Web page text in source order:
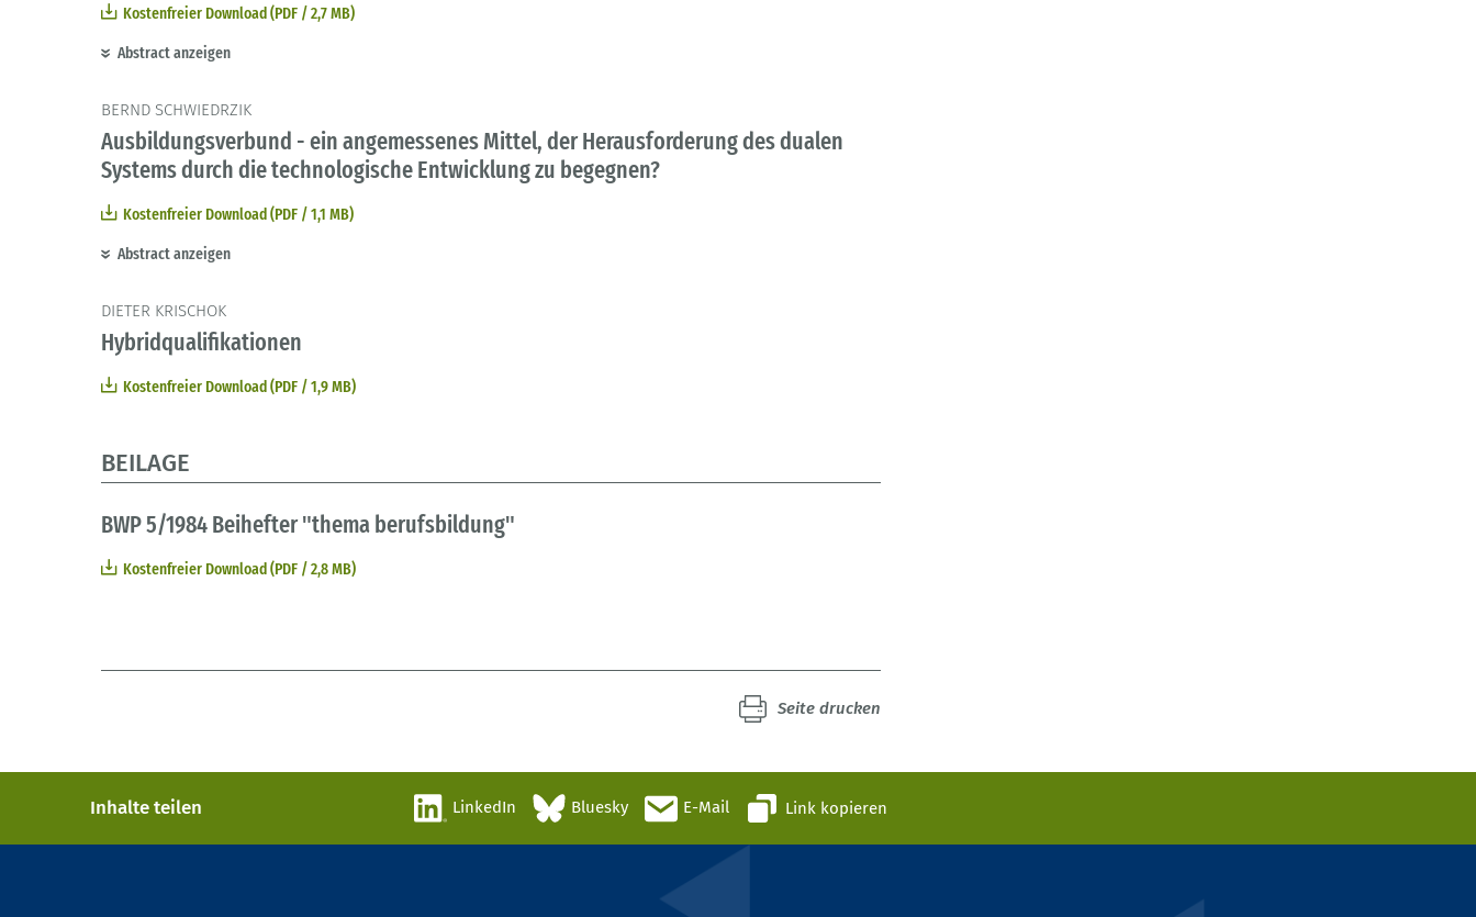
Kostenfreier Download (PDF / 2,7 MB)
Abstract anzeigen
BERND SCHWIEDRZIK
Ausbildungsverbund - ein angemessenes Mittel, der Herausforderung des dualen
Systems durch die technologische Entwicklung zu begegnen?
Kostenfreier Download (PDF / 1,1 MB)
Abstract anzeigen
DIETER KRISCHOK
Hybridqualifikationen
Kostenfreier Download (PDF / 1,9 MB)
BEILAGE
BWP 5/1984 Beihefter "thema berufsbildung"
Kostenfreier Download (PDF / 2,8 MB)
Seite drucken
Inhalte teilen LinkedIn Bluesky E-Mail Link kopieren